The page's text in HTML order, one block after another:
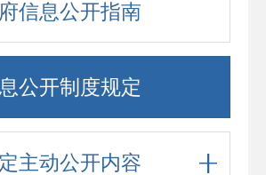
信息公开指南
公开制度规定
主动公开内容